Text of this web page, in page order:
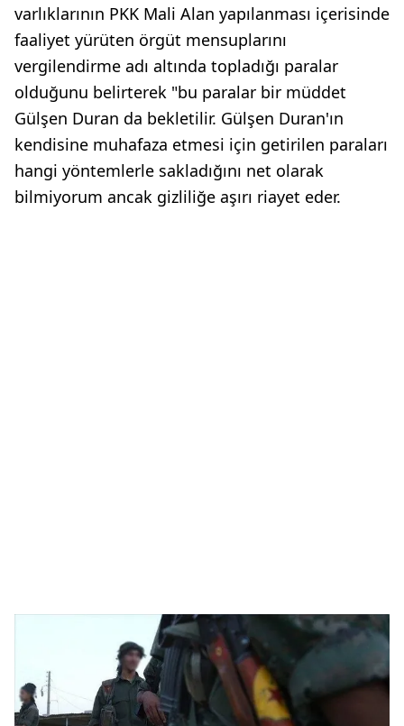
varlıklarının PKK Mali Alan yapılanması içerisinde
faaliyet yürüten örgüt mensuplarını
vergilendirme adı altında topladığı paralar
olduğunu belirterek "bu paralar bir müddet
Gülşen Duran da bekletilir. Gülşen Duran'ın
kendisine muhafaza etmesi için getirilen paraları
hangi yöntemlerle sakladığını net olarak
bilmiyorum ancak gizliliğe aşırı riayet eder.